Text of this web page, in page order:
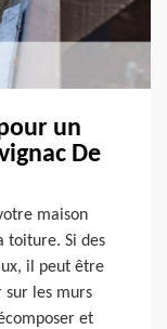
un
De
maison
toiture. Si des
il peut être
sur les murs
et